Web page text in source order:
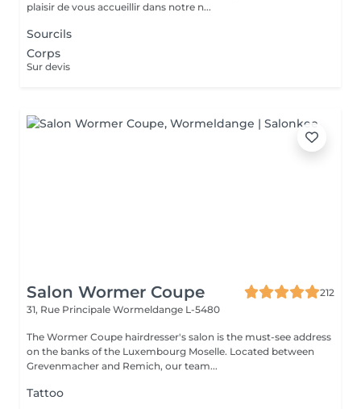
plaisir de vous accueillir dans notre n...
Sourcils
Corps
Sur devis
Salon Wormer Coupe
212
31, Rue Principale Wormeldange L-5480
The Wormer Coupe hairdresser's salon is the must-see address
on the banks of the Luxembourg Moselle. Located between
Grevenmacher and Remich, our team...
Tattoo